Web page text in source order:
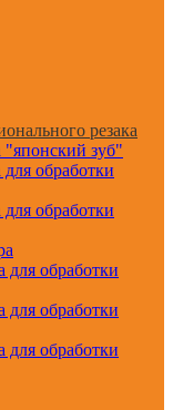
резака
зуб"
обработки
обработки
обработки
обработки
обработки